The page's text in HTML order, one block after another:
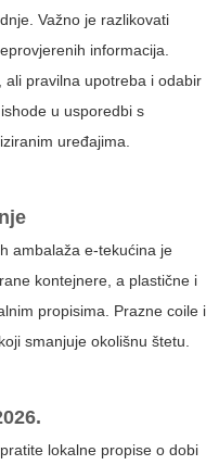
Važno je razlikovati
informacija.
ali pravilna upotreba i odabir
u usporedbi s
uređajima.
ambalaža e-tekućina je
kontejnere, a plastične i
propisima. Prazne coile i
smanjuje okolišnu štetu.
lokalne propise o dobi